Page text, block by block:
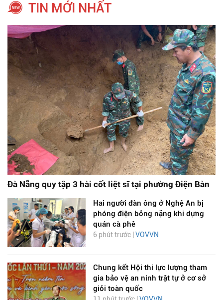
TIN MỚI NHẤT
Đà Nẵng quy tập 3 hài cốt liệt sĩ tại phường Điện Bàn
Hai người đàn ông ở Nghệ An bị
phóng điện bỏng nặng khi dựng
quán cà phê
6 phút trước | VOVVN
Chung kết Hội thi lực lượng tham
gia bảo vệ an ninh trật tự ở cơ sở
giỏi toàn quốc